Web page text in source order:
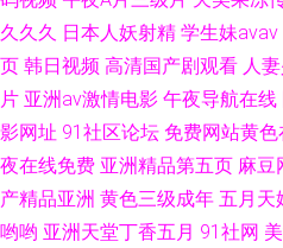
久久久 日本人妖射精 学生妹avav
页 韩日视频 高清国产剧观看 人
片 亚洲av激情电影 午夜导航在线
影网址 91社区论坛 免费网站黄色
夜在线免费 亚洲精品第五页 麻豆
产精品亚洲 黄色三级成年 五月天
哟哟 亚洲天堂丁香五月 91社网